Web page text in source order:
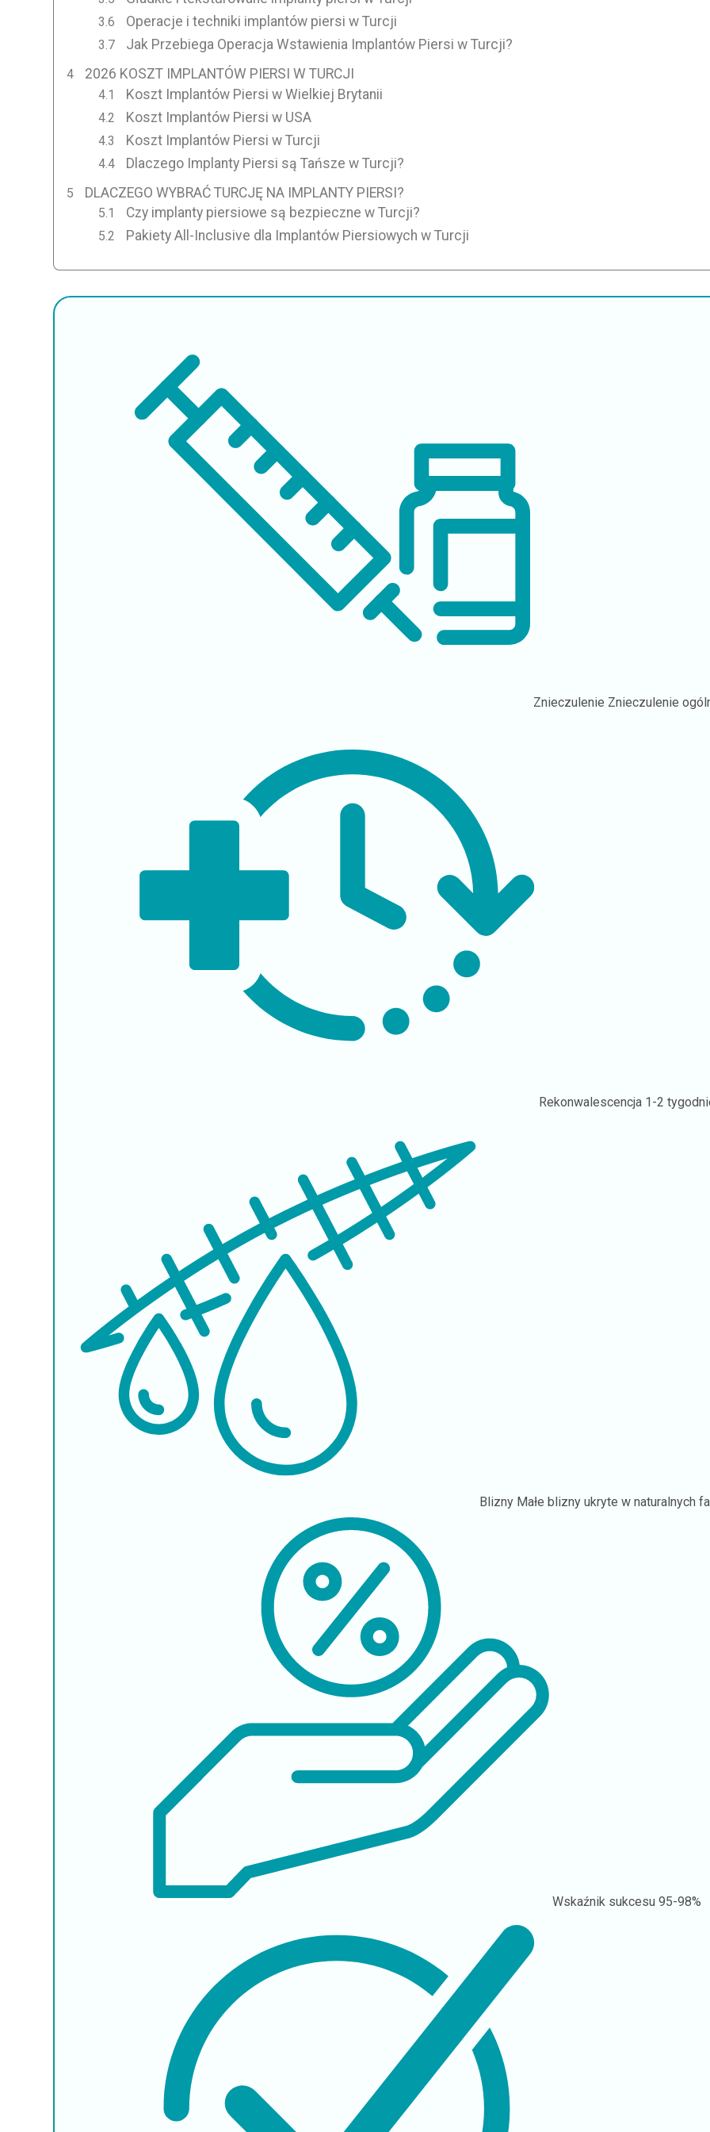
Operacje i techniki implantów piersi w Turcji
Jak Przebiega Operacja Wstawienia Implantów Piersi w Turcji?
2026 KOSZT IMPLANTÓW PIERSI W TURCJI
Koszt Implantów Piersi w Wielkiej Brytanii
Koszt Implantów Piersi w USA
Koszt Implantów Piersi w Turcji
Dlaczego Implanty Piersi są Tańsze w Turcji?
DLACZEGO WYBRAĆ TURCJĘ NA IMPLANTY PIERSI?
Czy implanty piersiowe są bezpieczne w Turcji?
Pakiety All-Inclusive dla Implantów Piersiowych w Turcji
Znieczulenie Znieczulenie
Rekonwalescencja 1-2
Blizny Małe blizny ukryte w naturalnych
Wskaźnik sukcesu95-98%